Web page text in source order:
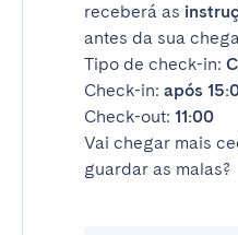
receberá as
antes da sua
Tipo de check-in:
Check-in: após
Check-out: 11:00
Vai chegar mais
guardar as malas?